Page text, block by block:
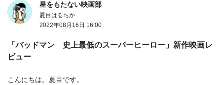
星をもたない映画部
夏目はるちか
2022年08月16日 16:00
「バッドマン 史上最低のスーパーヒーロー」新作映画レ
ビュー
こんにちは。夏目です。